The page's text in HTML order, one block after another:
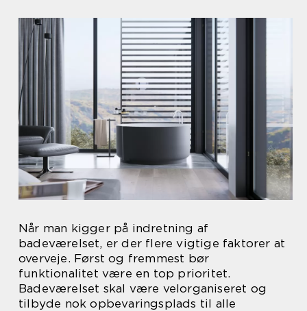
Når man kigger på indretning af
badeværelset, er der flere vigtige faktorer at
overveje. Først og fremmest bør
funktionalitet være en top prioritet.
Badeværelset skal være velorganiseret og
tilbyde nok opbevaringsplads til alle